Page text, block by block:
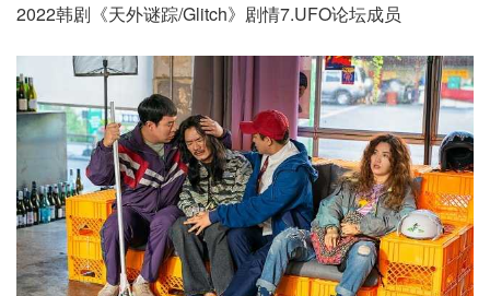
2022韩剧《天外谜踪/Glitch》剧情7.UFO论坛成员